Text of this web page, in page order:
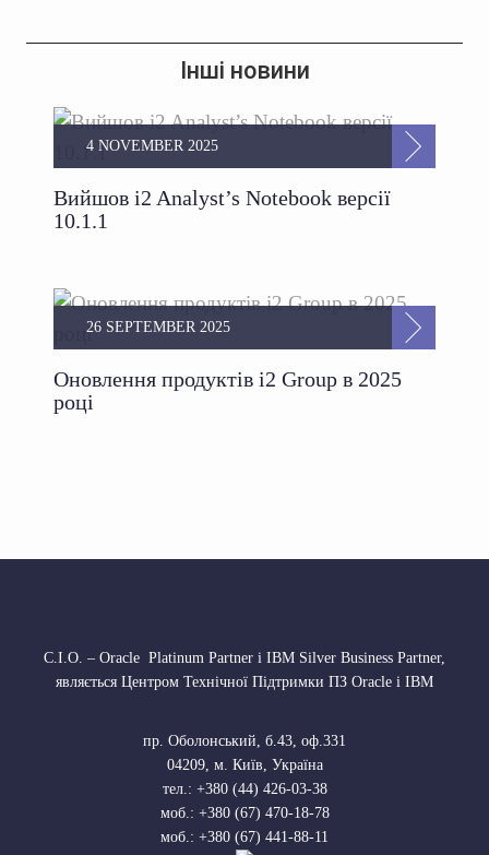
Інші новини
Вийшов i2 Analyst’s Notebook версії
10.1.1
4 NOVEMBER 2025
Оновлення продуктів i2 Group в 2025
році
26 SEPTEMBER 2025
С.І.О. – Oracle Platinum Partner і IBM Silver Business Partner,
являється Центром Технічної Підтримки ПЗ Oracle і IBM
пр. Оболонський, б.43, оф.331
04209, м. Київ, Україна
тел.: +380 (44) 426-03-38
моб.: +380 (67) 470-18-78
моб.: +380 (67) 441-88-11